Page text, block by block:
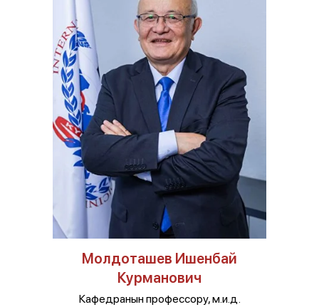
Молдоташев Ишенбай
Курманович
Кафедранын профессору, м.и.д.